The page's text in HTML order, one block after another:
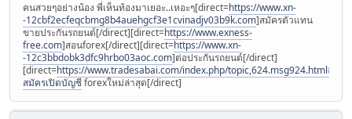
คนสวยๆอย่างน้อง พี่เห็นท้องมาเยอะ..เหอะๆ[direct=https://www.xn-
-12cbf2ecfeqcbmg8b4auehgcf3e1cvinadjv03b9k.com]สมัครตัวแทน
ขายประกันรถยนต์[/direct][direct=https://www.exness-
free.com]สอนforex[/direct][direct=https://www.xn-
-12c3bbdobk3dfc9hrbo03aoc.com]ต่อประกันรถยนต์[/direct]
[direct=https://www.tradesabai.com/index.php/
สมัครเปิดบัญชีforexใหม่ล่าสุด[/direct]